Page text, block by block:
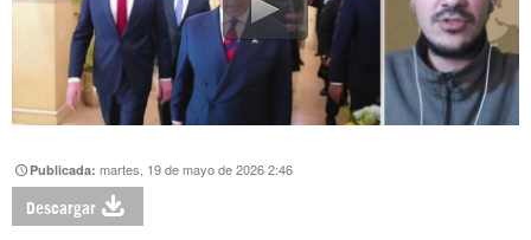
Publicada:martes, 19 de mayo de 2026 2:46
Descargar